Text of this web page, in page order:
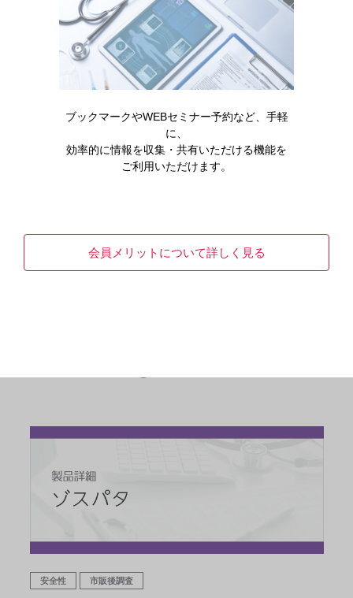
ゾスパタの作用機序
安全性 市販後調査
ブックマークやWEBセミナー予約など、手軽
に、
効率的に情報を収集・共有いただける機能を
ご利用いただけます。
会員メリットについて詳しく見る